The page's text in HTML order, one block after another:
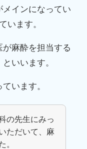
インになってい
います。
麻酔を担当する
いいます。
います。
の先生にみっ
ただいて、麻
。